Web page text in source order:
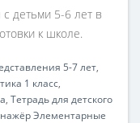
детьми 5-6 лет в
к школе.
5-7 лет,
1 класс,
, Тетрадь для детского
Элементарные